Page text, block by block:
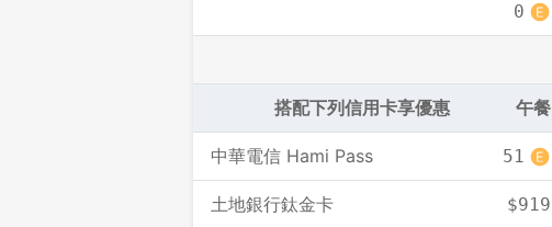
0
搭配下列信用卡享優惠 午餐
中華電信 Hami Pass 51
土地銀行鈦金卡 $919